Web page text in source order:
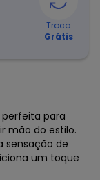
Troca
Grátis
para
mão do estilo.
sensação de
um toque